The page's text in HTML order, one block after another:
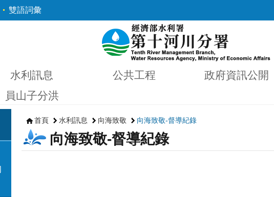
雙語詞彙
水利訊息 公共工程 政府資訊公開
員山子分洪
首頁 水利訊息 向海致敬 向海致敬-督導紀錄
向海致敬-督導紀錄